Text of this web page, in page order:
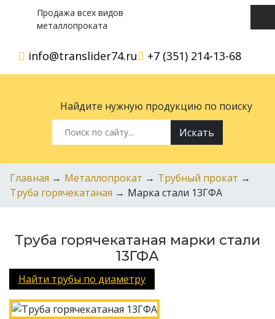
Продажа всех видов
металлопроката
info@translider74.ru +7 (351) 214-13-68
Найдите нужную продукцию по поиску
Искать
Главная → Металлопрокат → Трубный прокат →
Труба горячекатаная → Марка стали 13ГФА
Труба горячекатаная марки стали
13ГФА
Найти трубы по диаметру